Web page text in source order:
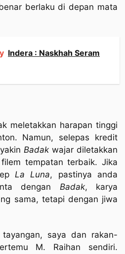
berlaku di depan mata
Indera : Naskhah Seram
meletakkan harapan tinggi
Namun, selepas kredit
Badak wajar diletakkan
tempatan terbaik. Jika
La Luna, pastinya anda
dengan Badak, karya
sama, tetapi dengan jiwa
saya dan rakan-
M. Raihan sendiri.